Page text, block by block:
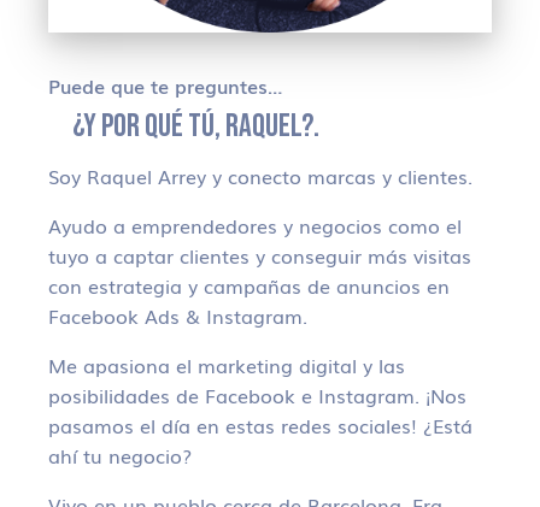
Puede que te preguntes…
¿Y POR QUÉ TÚ, RAQUEL?.
Soy Raquel Arrey y conecto marcas y clientes.
Ayudo a emprendedores y negocios como el
tuyo a captar clientes y conseguir más visitas
con estrategia y campañas de anuncios en
Facebook Ads & Instagram.
Me apasiona el marketing digital y las
posibilidades de Facebook e Instagram. ¡Nos
pasamos el día en estas redes sociales! ¿Está
ahí tu negocio?